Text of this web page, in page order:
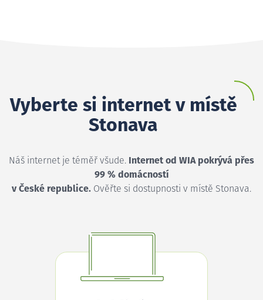
Vyberte si internet v místě
Stonava
Náš internet je téměř všude. Internet od WIA pokrývá přes
99 % domácností
v České republice. Ověřte si dostupnosti v místě Stonava.